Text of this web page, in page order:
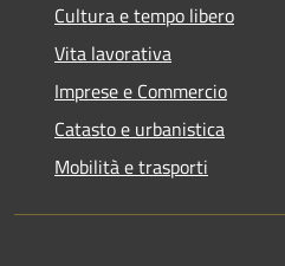
Cultura e tempo libero
Vita lavorativa
Imprese e Commercio
Catasto e urbanistica
Mobilità e trasporti